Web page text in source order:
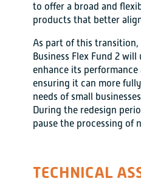
to offer a broad and
products that better
As part of this transition,
Business Flex Fund 2
enhance its performance
ensuring it can more
needs of small
During the redesign
pause the processing of
TECHNICAL